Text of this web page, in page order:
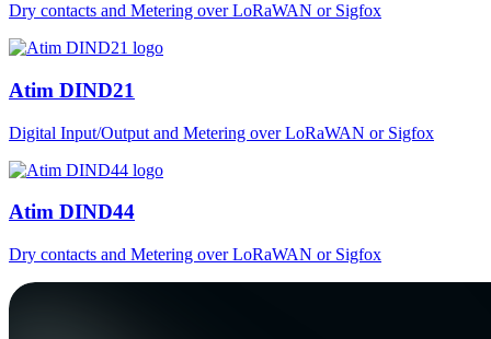
Dry contacts and Metering over LoRaWAN or Sigfox
Atim DIND21
Digital Input/Output and Metering over LoRaWAN or Sigfox
Atim DIND44
Dry contacts and Metering over LoRaWAN or Sigfox